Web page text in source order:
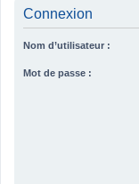
Connexion
Nom d’utilisateur :
Mot de passe :